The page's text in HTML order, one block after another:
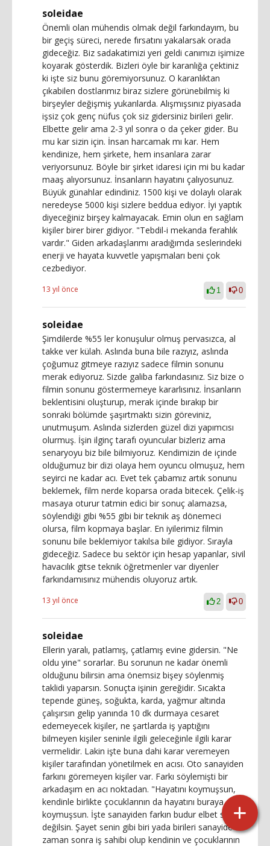
soleidae
Önemli olan mühendis olmak değil farkındayım, bu
bir geçiş süreci, nerede fırsatını yakalarsak orada
gideceğiz. Biz sadakatimizi yeri geldi canımızı işimize
koyarak gösterdik. Bizleri öyle bir karanlığa çektiniz
ki işte siz bunu göremiyorsunuz. O karanlıktan
çıkabilen dostlarımız biraz sizlere görünebilmiş ki
birşeyler değişmiş yukarılarda. Alışmışsınız piyasada
işsiz çok genç nüfus çok siz gidersiniz birileri gelir.
Elbette gelir ama 2-3 yıl sonra o da çeker gider. Bu
mu kar sizin için. İnsan harcamak mı kar. Hem
kendinize, hem şirkete, hem insanlara zarar
veriyorsunuz. Böyle bir şirket idaresi için mi bu kadar
maaş alıyorsunuz. İnsanların hayatını çalıyosunuz.
Büyük günahlar edindiniz. 1500 kişi ve dolaylı olarak
neredeyse 5000 kişi sizlere beddua ediyor. İyi yaptık
diyeceğiniz birşey kalmayacak. Emin olun en sağlam
kişiler birer birer gidiyor. "Tebdil-i mekanda ferahlık
vardır." Giden arkadaşlarımı aradığımda seslerindeki
enerji ve hayata kuvvetle yapışmaları beni çok
cezbediyor.
13 yıl önce 1 0
soleidae
Şimdilerde %55 ler konuşulur olmuş pervasızca, al
takke ver külah. Aslında buna bile razıyız, aslında
çoğumuz gitmeye razıyız sadece filmin sonunu
merak ediyoruz. Sizde galiba farkındasınız. Siz bize o
filmin sonunu göstermemeye kararlısınız. İnsanların
beklentisini oluşturup, merak içinde bırakıp bir
sonraki bölümde şaşırtmaktı sizin göreviniz,
unutmuşum. Aslında sizlerden güzel dizi yapımcısı
olurmuş. İşin ilginç tarafı oyuncular bizleriz ama
senaryoyu biz bile bilmiyoruz. Kendimizin de içinde
olduğumuz bir dizi olaya hem oyuncu olmuşuz, hem
seyirci ne kadar acı. Evet tek çabamız artık sonunu
beklemek, film nerde koparsa orada bitecek. Çelik-iş
masaya oturur tatmin edici bir sonuç alamazsa,
söylendiği gibi %55 gibi bir teknik aş dönemeci
olursa, film kopmaya başlar. En iyilerimiz filmin
sonunu bile beklemiyor takılsa bile gidiyor. Sırayla
gideceğiz. Sadece bu sektör için hesap yapanlar, sivil
havacılık gitse teknik öğretmenler var diyenler
farkındamısınız mühendis oluyoruz artık.
13 yıl önce 2 0
soleidae
Ellerin yaralı, patlamış, çatlamış evine gidersin. "Ne
oldu yine" sorarlar. Bu sorunun ne kadar önemli
olduğunu bilirsin ama önemsiz bişey söylenmiş
taklidi yaparsın. Sonuçta işinin gereğidir. Sıcakta
tepende güneş, soğukta, karda, yağmur altında
çalışırsın gelip yanında 10 dk durmaya cesaret
edemeyecek kişiler, ne şartlarda iş yaptığını
bilmeyen kişiler seninle ilgili geleceğinle ilgili karar
vermelidir. Lakin işte buna dahi karar veremeyen
kişiler tarafından yönetilmek en acısı. Oto sanayiden
farkını göremeyen kişiler var. Farkı söylemişti bir
arkadaşım en acı noktadan. "Hayatını koymuşsun,
kendinle birlikte çocuklarının da hayatını buraya
koymuşsun. İşte sanayiden farkın budur elbet salak
değilsin. Şayet senin gibi biri yada birileri sanayide bir
zaman sonra iş sahibi olup kendinin ve çocuklarının